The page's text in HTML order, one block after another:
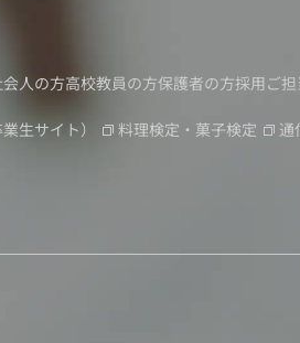
人の方高校教員の方保護者の方採用ご
業生サイト） 料理検定・菓子検定 通